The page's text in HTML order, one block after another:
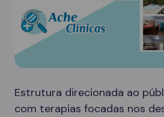
Estrutura direcionada ao
com terapias focadas nos